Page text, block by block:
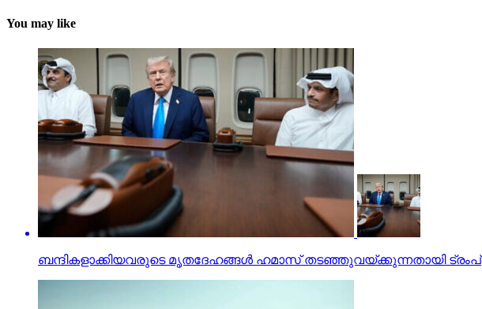
You may like
ബന്ദികളാക്കിയവരുടെ മൃതദേഹങ്ങള്‍ ഹമാസ് തടഞ്ഞുവയ്ക്കുന്നതായി ട്രംപ്